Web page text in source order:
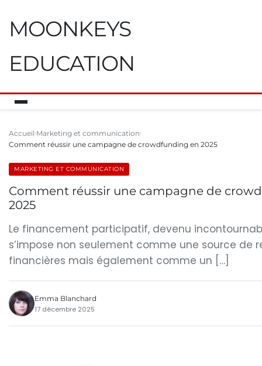
MOONKEYS
EDUCATION
Accueil Marketing et communication
Comment réussir une campagne de crowdfunding en 2025
MARKETING ET COMMUNICATION
Comment réussir une campagne de
2025
Le financement participatif, devenu
s’impose non seulement comme une source de
financières mais également comme un […]
Emma Blanchard
17 décembre 2025